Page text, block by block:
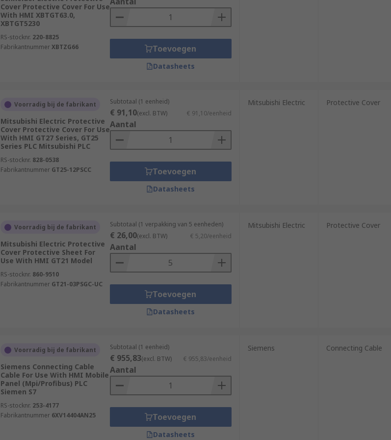
Cover Protective Cover For Use
With HMI XBTGT63.0,
XBTGT5230
RS-stocknr. 220-8825
FabrikantnummerXBTZG66 Toevoegen
Datasheets
Voorradig bij de fabrikant
Mitsubishi Electric Protective
Cover Protective Cover For Use
With HMI GT27 Series, GT25
Series PLC Mitsubishi PLC
RS-stocknr. 828-0538
Fabrikantnummer GT25-12PSCC
Subtotaal (1 eenheid)
€ 91,10(excl. BTW) € 91,10/eenheid
Aantal
Toevoegen
Datasheets
Mitsubishi Electric Protective Cover
Voorradig bij de fabrikant
Mitsubishi Electric Protective
Cover Protective Sheet For
Use With HMI GT21 Model
RS-stocknr. 860-9510
Fabrikantnummer GT21-03PSGC-UC
Subtotaal (1 verpakking van 5 eenheden)
€ 26,00(excl. BTW) € 5,20/eenheid
Aantal
Toevoegen
Datasheets
Mitsubishi Electric Protective Cover
Voorradig bij de fabrikant
Siemens Connecting Cable
Cable For Use With HMI Mobile
Panel (Mpi/Profibus) PLC
Siemen S7
RS-stocknr. 253-4177
Fabrikantnummer 6XV14404AN25
Subtotaal (1 eenheid)
€ 955,83(excl. BTW) € 955,83/eenheid
Aantal
Toevoegen
Datasheets
Siemens Connecting Cable